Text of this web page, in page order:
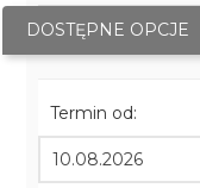
DOSTĘPNE OPCJE
Termin od: